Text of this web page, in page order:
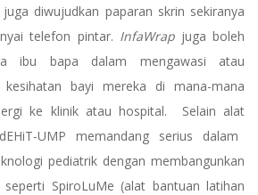
diwujudkan paparan skrin sekiranya
telefon pintar. InfaWrapjuga boleh
ibu bapa dalam mengawasi atau
bayi mereka di mana-mana
ke klinik atau hospital. Selain alat
UMP memandang serius dalam
pediatrik dengan membangunkan
SpiroLuMe (alat bantuan latihan